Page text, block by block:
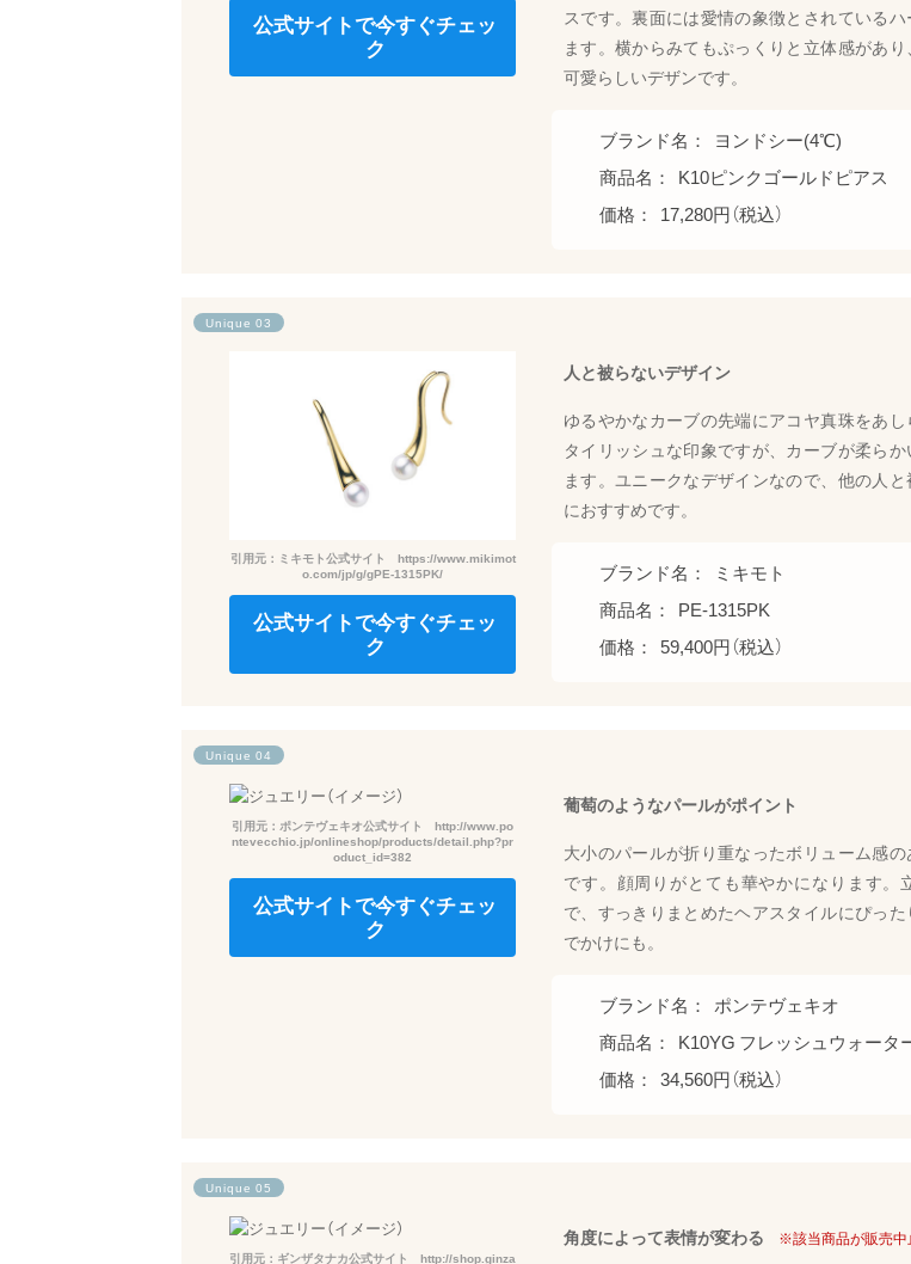
公式サイトで今すぐチェッ
ク
スです。裏面には愛情の象徴とされている
ます。横からみてもぷっくりと立体感があ
可愛らしいデザンです。
ブランド名：
ヨンドシー(4℃)
商品名： K10ピンクゴールドピアス
価格： 17,280円（税込）
Unique 03
引用元：ミキモト公式サイト https://www.mikimot
o.com/jp/g/gPE-1315PK/
公式サイトで今すぐチェッ
ク
人と被らないデザイン
ゆるやかなカーブの先端にアコヤ真珠をあ
タイリッシュな印象ですが、カーブが柔ら
ます。ユニークなデザインなので、他の人
におすすめです。
ブランド名：
ミキモト
商品名： PE-1315PK
価格： 59,400円（税込）
Unique 04
引用元：ポンテヴェキオ公式サイト http://www.po
ntevecchio.jp/onlineshop/products/detail.php?pr
oduct_id=382
公式サイトで今すぐチェッ
ク
葡萄のようなパールがポイント
大小のパールが折り重なったボリューム感
です。顔周りがとても華やかになります。
で、すっきりまとめたヘアスタイルにぴっ
でかけにも。
ブランド名： ポンテヴェキオ
商品名： K10YG フレッシュウォータ
価格： 34,560円（税込）
Unique 05
引用元：ギンザタナカ公式サイト http://shop.ginza
角度によって表情が変わる ※該当商品が販売中